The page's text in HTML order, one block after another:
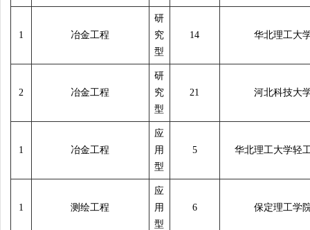
1 冶金工程
研
究
型
14 华北理工大
2 冶金工程
研
究
型
21 河北科技大
1 冶金工程
应
用
型
5 华北理工大学轻
1 测绘工程
应
用
型
6 保定理工学